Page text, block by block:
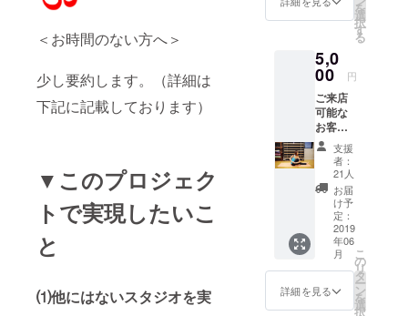
＜お時間のない方へ＞
少し要約します。（詳細は
下記に記載しております）
▼このプロジェク
トで実現したいこ
と
⑴他にはないスタジオを実
て、ご
希望さ
れる支
援者様
にはブ
ログ・
twitter
などに
てお名
前を記
載させ
ていた
だきま
す。
て作
成。 飲
み物を
飲み干
すと、
ご自分
の名前
が出て
くる、
みたい
な加工
も可能
です。
見本
は、ク
ロー
バーの
SUAY象
のデザ
スクイ
ズボト
ルを作
成し、
ご提供
させて
頂きま
す。
を
選
択
す
る
5,0
00 円
ご来店
可能な
お客様
へ、 ヨ
ガ、ピ
ラティ
ス、
ルー
シー
ダット
ン、エ
アリア
ル（空
中）ヨ
ガ、体
支援
者：
21人
お届
け予
定：
2019
年06
月
詳細を見る
こ
の
リ
タ
ー
ン
を
選
択